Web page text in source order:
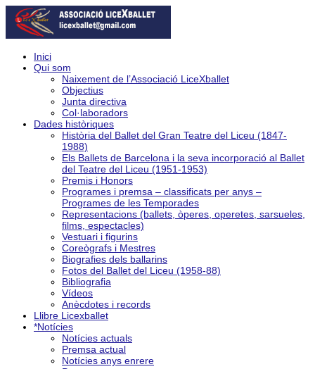
Inici
Qui som
Naixement de l’Associació LiceXballet
Objectius
Junta directiva
Col·laboradors
Dades històriques
Història del Ballet del Gran Teatre del Liceu (1847-
1988)
Els Ballets de Barcelona i la seva incorporació al Ballet
del Teatre del Liceu (1951-1953)
Premis i Honors
Programes i premsa – classificats per anys –
Programes de les Temporades
Representacions (ballets, òperes, operetes, sarsueles,
films, espectacles)
Vestuari i figurins
Coreògrafs i Mestres
Biografies dels ballarins
Fotos del Ballet del Liceu (1958-88)
Bibliografia
Vídeos
Anècdotes i records
Llibre Licexballet
*Notícies
Notícies actuals
Premsa actual
Notícies anys enrere